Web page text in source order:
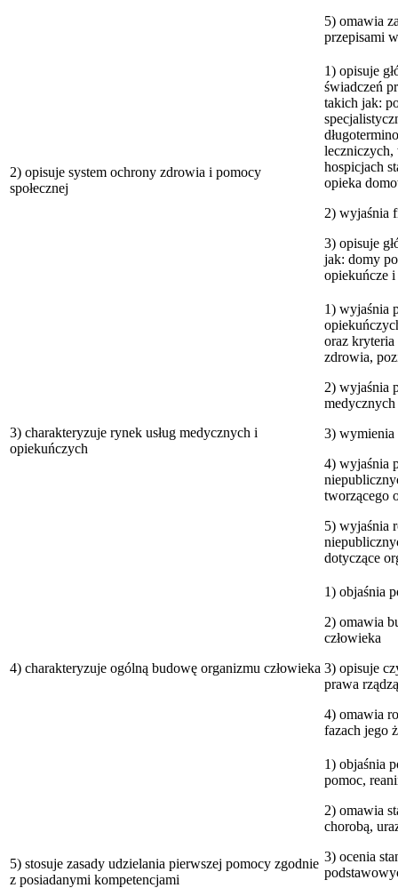
5) omawia
przepisami
2) opisuje system ochrony zdrowia i pomocy
społecznej
1) opisuje
świadczeń
takich jak:
leczniczych,
hospicjach
opieka
2) wyjaśnia
3) opisuje
jak: domy
opiekuńcze i
3) charakteryzuje rynek usług medycznych i
opiekuńczych
1) wyjaśnia
oraz
zdrowia,
2) wyjaśnia
medycznych
3) wymienia
4) wyjaśnia
tworzącego
5) wyjaśnia
dotyczące
4) charakteryzuje ogólną budowę organizmu człowieka
1) objaśnia
2) omawia
człowieka
3) opisuje
prawa
4) omawia
fazach jego
5) stosuje zasady udzielania pierwszej pomocy zgodnie
z posiadanymi kompetencjami
1) objaśnia
pomoc,
2) omawia
chorobą,
3) ocenia